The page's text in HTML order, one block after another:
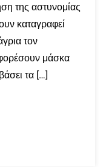
της αστυνομίας
καταγραφεί
τον
μάσκα
τα […]